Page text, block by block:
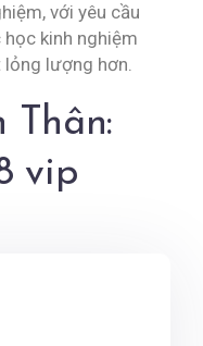
với yêu cầu
kinh nghiệm
lỏng lượng hơn.
Thân:
vip